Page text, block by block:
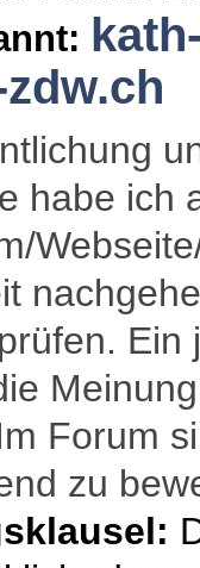
habe ich
Forum
zu